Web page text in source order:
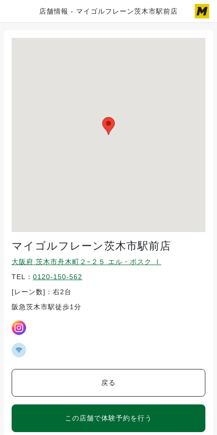
店舗情報 - マイゴルフレーン茨木市駅前店
マイゴルフレーン茨木市駅前店
大阪府 茨木市舟木町２−２５ エル・ボスク Ⅰ
TEL： 0120-150-562
[レーン数]：右2台
阪急茨木市駅徒歩1分
戻る
この店舗で体験予約を行う